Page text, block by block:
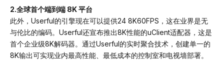
2.全球首个端到端 8K 平台
此外，Userful的引擎现在可以提供24 8K60FPS，这在业界是无
与伦比的编码。Userful还宣布推出8K性能的uClient适配器，这是
首个企业级8K解码器。通过Userful的实时聚合技术，创建单一的
8K输出可实现业内最高性能、最低成本的控制室和电视墙部署。